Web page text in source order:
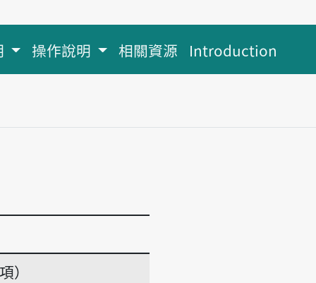
操作說明 相關資源 Introduction
）